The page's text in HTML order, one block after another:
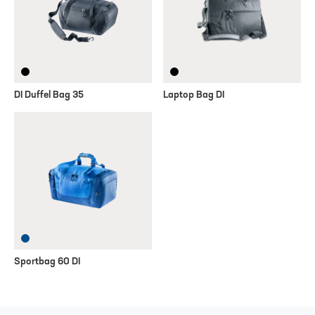
DI Duffel Bag 35 Laptop Bag DI
Sportbag 60 DI